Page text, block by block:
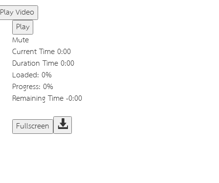
Play Video
Play
Mute
Current Time0:00
Duration Time0:00
Loaded: 0%
Progress: 0%
Remaining Time-0:00
Fullscreen